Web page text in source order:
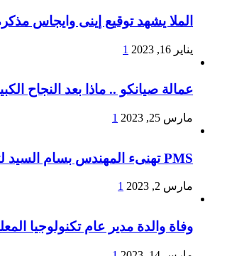
الملا يشهد توقيع إينى وايجاس
يناير 16, 2023 1
عمالة صيانكو .. ماذا بعد النجاح
مارس 25, 2023 1
PMS تهنىء المهندس بسام السيد لتكريمه من وزير البترول لإجتيازه المراحل النهائية لبرنامج الوزارة لتأهيل القيادات الشابة والمتوسطة
مارس 2, 2023 1
وفاة والدة مدير عام تكنولوجيا